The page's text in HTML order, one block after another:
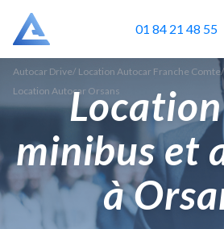
01 84 21 48 55
Autocar Drive/ Location Autocar Franche Comte/
Location Autocar Orsans
minibus et
à